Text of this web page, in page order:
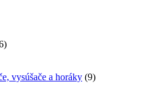
vysúšače a horáky (9)